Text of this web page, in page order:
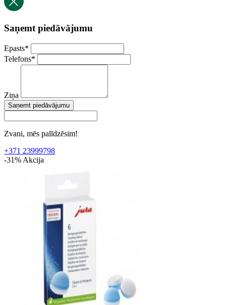
Saņemt piedāvājumu
Epasts*
Telefons*
Ziņa
Saņemt piedāvājumu
Zvani, mēs palīdzēsim!
+371 23999798
-31% Akcija